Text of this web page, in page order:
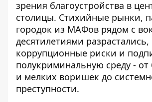
зрения благоустройства в
столицы. Стихийные рынки,
городок из МАФов рядом с
десятилетиями
коррупционные риски и
полукриминальную среду -
и мелких воришек до
преступности.